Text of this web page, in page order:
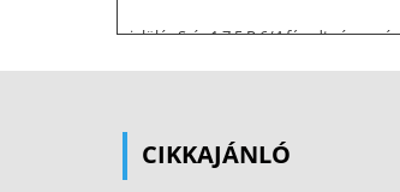
jelölés Szín 1 7.5 R 6/4 fáradt
átlagaként meghatározható az Ra
Referencia fényforrások: • a
CIKKAJÁNLÓ